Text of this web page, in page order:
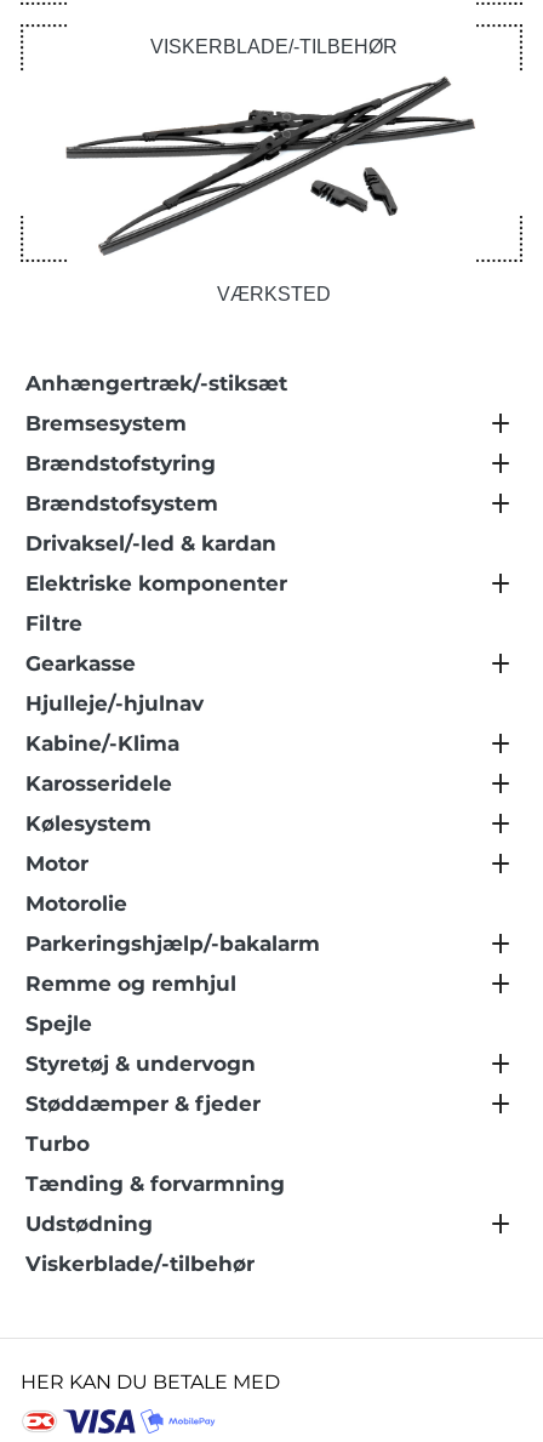
VISKERBLADE/-TILBEHØR
VÆRKSTED
Anhængertræk/-stiksæt
Bremsesystem
Brændstofstyring
Brændstofsystem
Drivaksel/-led & kardan
Elektriske komponenter
Filtre
Gearkasse
Hjulleje/-hjulnav
Kabine/-Klima
Karosseridele
Kølesystem
Motor
Motorolie
Parkeringshjælp/-bakalarm
Remme og remhjul
Spejle
Styretøj & undervogn
Støddæmper & fjeder
Turbo
Tænding & forvarmning
Udstødning
Viskerblade/-tilbehør
HER KAN DU BETALE MED